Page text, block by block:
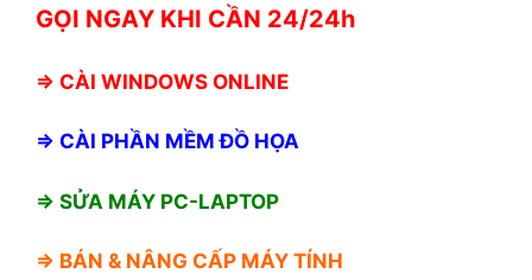
GỌI NGAY KHI CẦN 24/24h
⇒ CÀI WINDOWS ONLINE
⇒ CÀI PHẦN MỀM ĐỒ HỌA
⇒ SỬA MÁY PC-LAPTOP
⇒ BÁN & NÂNG CẤP MÁY TÍNH